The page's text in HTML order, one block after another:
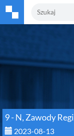
9 - N, Zawody
2023-08-13